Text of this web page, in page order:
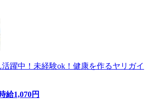
躍中！未経験ok！健康を作るヤリガイ
給1,070円